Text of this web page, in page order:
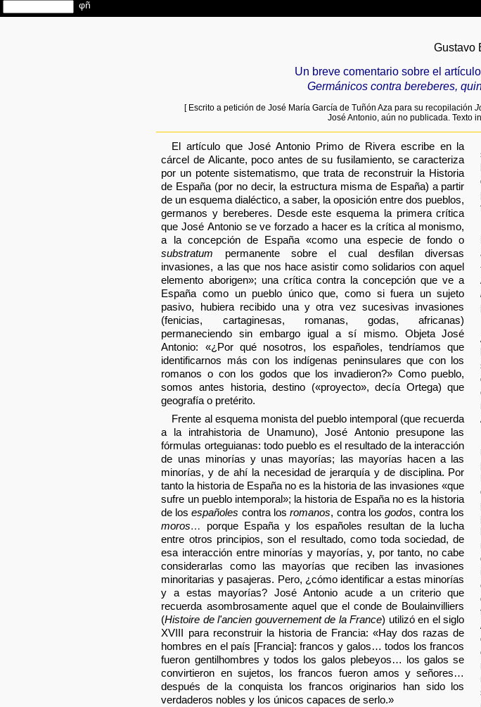
Gustavo
Un breve comentario sobre el
Germánicos contra bereberes,
[ Escrito a petición de José María García de Tuñón Aza para su recopilación
José Antonio, aún no publicada. Texto
El artículo que José Antonio Primo de Rivera escribe en la
cárcel de Alicante, poco antes de su fusilamiento, se caracteriza
por un potente sistematismo, que trata de reconstruir la Historia
de España (por no decir, la estructura misma de España) a partir
de un esquema dialéctico, a saber, la oposición entre dos pueblos,
germanos y bereberes. Desde este esquema la primera crítica
que José Antonio se ve forzado a hacer es la crítica al monismo,
a la concepción de España «como una especie de fondo o
substratum permanente sobre el cual desfilan diversas
invasiones, a las que nos hace asistir como solidarios con aquel
elemento aborigen»; una crítica contra la concepción que ve a
España como un pueblo único que, como si fuera un sujeto
pasivo, hubiera recibido una y otra vez sucesivas invasiones
(fenicias, cartaginesas, romanas, godas, africanas)
permaneciendo sin embargo igual a sí mismo. Objeta José
Antonio: «¿Por qué nosotros, los españoles, tendríamos que
identificarnos más con los indígenas peninsulares que con los
romanos o con los godos que los invadieron?» Como pueblo,
somos antes historia, destino («proyecto», decía Ortega) que
geografía o pretérito.
Frente al esquema monista del pueblo intemporal (que recuerda
a la intrahistoria de Unamuno), José Antonio presupone las
fórmulas orteguianas: todo pueblo es el resultado de la interacción
de unas minorías y unas mayorías; las mayorías hacen a las
minorías, y de ahí la necesidad de jerarquía y de disciplina. Por
tanto la historia de España no es la historia de las invasiones «que
sufre un pueblo intemporal»; la historia de España no es la historia
de losespañoles contra losromanos, contra losgodos, contra los
moros…
porque España y los españoles resultan de la lucha
entre otros principios, son el resultado, como toda sociedad, de
esa interacción entre minorías y mayorías, y, por tanto, no cabe
considerarlas como las mayorías que reciben las invasiones
minoritarias y pasajeras. Pero, ¿cómo identificar a estas minorías
y a estas mayorías? José Antonio acude a un criterio que
recuerda asombrosamente aquel que el conde de Boulainvilliers
(Histoire de l'ancien gouvernement de la France) utilizó en el siglo
XVIII para reconstruir la historia de Francia: «Hay dos razas de
hombres en el país [Francia]: francos y galos… todos los francos
fueron gentilhombres y todos los galos plebeyos… los galos se
convirtieron en sujetos, los francos fueron amos y señores…
después de la conquista los francos originarios han sido los
verdaderos nobles y los únicos capaces de serlo.»